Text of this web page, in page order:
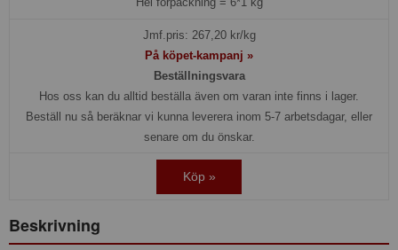
Jmf.pris: 267,20kr/kg
På köpet-kampanj »
Beställningsvara
Hos oss kan du alltid beställa även om varan inte finns i lager.
Beställ nu så beräknar vi kunna leverera inom 5-7 arbetsdagar, eller
senare om du önskar.
Köp »
Beskrivning